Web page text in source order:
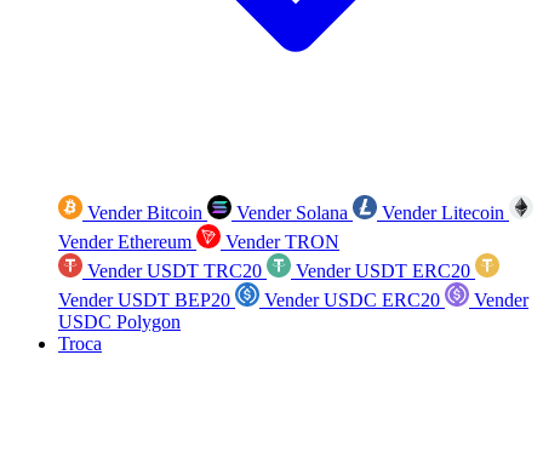
Vender Bitcoin Vender Solana
Vender Litecoin
Vender Ethereum
Vender TRON
Vender USDT TRC20
Vender USDT ERC20
Vender USDT BEP20
Vender USDC ERC20
Vender
USDC Polygon
Troca